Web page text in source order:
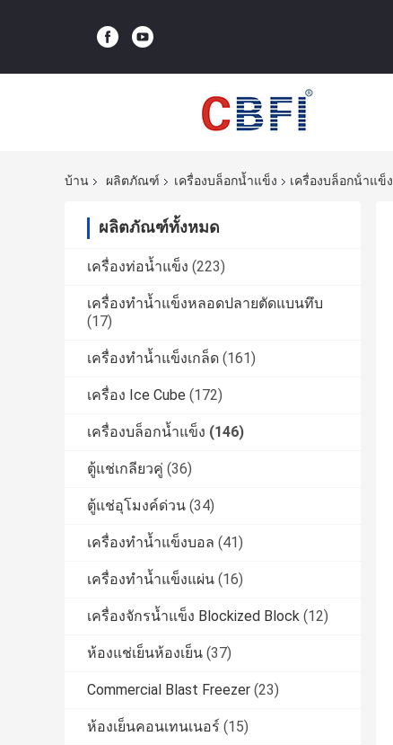
บ้าน ผลิตภัณฑ์ เครื่องบล็อกน้ำแข็ง เครื่องบล็อกน้ําแข็
ผลิตภัณฑ์ทั้งหมด
เครื่องท่อน้ำแข็ง (223)
เครื่องทำน้ำแข็งหลอดปลายตัดแบนทึบ
(17)
เครื่องทำน้ำแข็งเกล็ด (161)
เครื่อง Ice Cube (172)
เครื่องบล็อกน้ำแข็ง (146)
ตู้แช่เกลียวคู่ (36)
ตู้แช่อุโมงค์ด่วน (34)
เครื่องทำน้ำแข็งบอล (41)
เครื่องทำน้ำแข็งแผ่น (16)
เครื่องจักรน้ำแข็ง Blockized Block (12)
ห้องแช่เย็นห้องเย็น (37)
Commercial Blast Freezer (23)
ห้องเย็นคอนเทนเนอร์ (15)